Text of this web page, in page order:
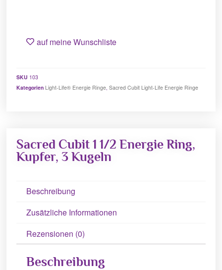
auf meine Wunschliste
SKU 103
Kategorien Light-Life® Energie Ringe,Sacred Cubit Light-Life Energie Ringe
Sacred Cubit 1 1/2 Energie Ring,
Kupfer, 3 Kugeln
Beschreibung
Zusätzliche Informationen
Rezensionen (0)
Beschreibung